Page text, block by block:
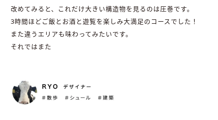
改めてみると、これだけ大きい構造物を見るのは圧巻です。
3時間ほどご飯とお酒と遊覧を楽しみ大満足のコースでした！
また違うエリアも味わってみたいです。
それではまた